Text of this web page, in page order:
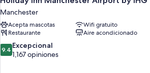
Manchester
Acepta mascotas
Wifi gratuito
Restaurante
Aire acondicionado
9.4
de
9.4 Excepcional
1,167 opiniones